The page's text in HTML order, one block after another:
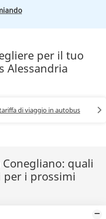
per il tuo
Alessandria
di viaggio in autobus
quali
i prossimi